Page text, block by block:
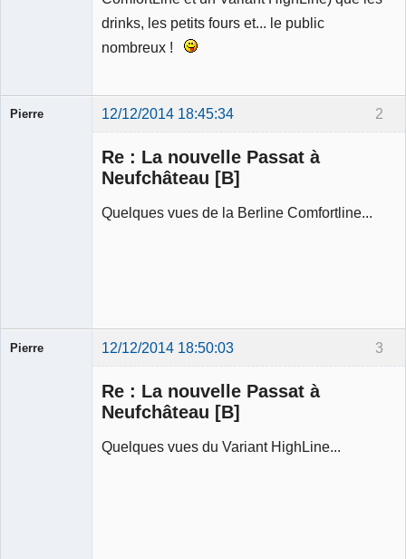
drinks, les petits fours et... le public
nombreux !
2
Pierre 12/12/2014 18:45:34
Re : La nouvelle Passat à
Neufchâteau [B]
Quelques vues de la Berline Comfortline...
3
Pierre 12/12/2014 18:50:03
Re : La nouvelle Passat à
Neufchâteau [B]
Quelques vues du Variant HighLine...